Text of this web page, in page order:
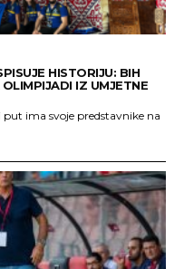
HISTORIJU: BIH
IZ UMJETNE
put ima svoje predstavnike na